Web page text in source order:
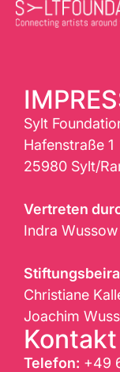
Sylt
Hafenstraße 1
25980 Sylt/
Vertreten
Indra Wussow
Christiane
Joachim
Kontakt
Telefon: +49